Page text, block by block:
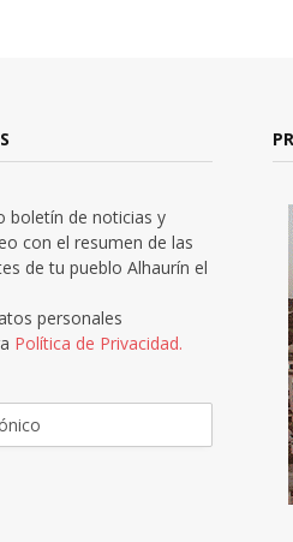
boletín de noticias y
con el resumen de las
de tu pueblo Alhaurín el
personales
Política de Privacidad.